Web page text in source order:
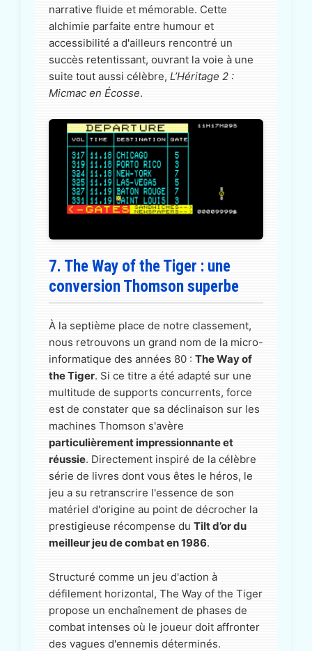
narrative fluide et mémorable. Cette
alchimie parfaite entre humour et
accessibilité a d'ailleurs rencontré un
succès retentissant, ouvrant la voie à une
suite tout aussi célèbre, L’Héritage 2 :
Micmac en Écosse.
7. The Way of the Tiger : une
conversion Thomson superbe
À la septième place de notre classement,
nous retrouvons un grand nom de la micro-
informatique des années 80 : The Way of
the Tiger. Si ce titre a été adapté sur une
multitude de supports concurrents, force
est de constater que sa déclinaison sur les
machines Thomson s'avère
particulièrement impressionnante et
réussie. Directement inspiré de la célèbre
série de livres dont vous êtes le héros, le
jeu a su retranscrire l'essence de son
matériel d'origine au point de décrocher la
prestigieuse récompense du Tilt d’or du
meilleur jeu de combat en 1986.
Structuré comme un jeu d'action à
défilement horizontal, The Way of the Tiger
propose un enchaînement de phases de
combat intenses où le joueur doit affronter
des vagues d'ennemis déterminés.